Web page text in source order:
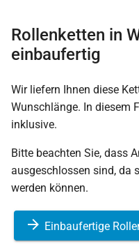
Rollenketten in
einbaufertig
Wir liefern Ihnen diese
Wunschlänge. In diesem
inklusive.
Bitte beachten Sie, dass
ausgeschlossen sind, da
werden können.
Einbaufertige